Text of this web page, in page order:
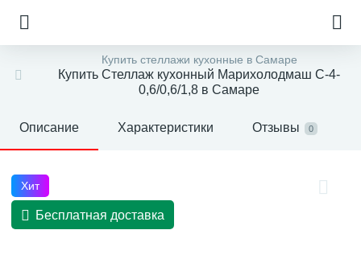
Купить стеллажи кухонные в Самаре
Купить Стеллаж кухонный Марихолодмаш С-4-
0,6/0,6/1,8 в Самаре
Описание Характеристики Отзывы 0
Хит
Бесплатная доставка